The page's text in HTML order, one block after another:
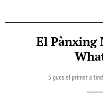
El Pànxing
Sigues el primer a